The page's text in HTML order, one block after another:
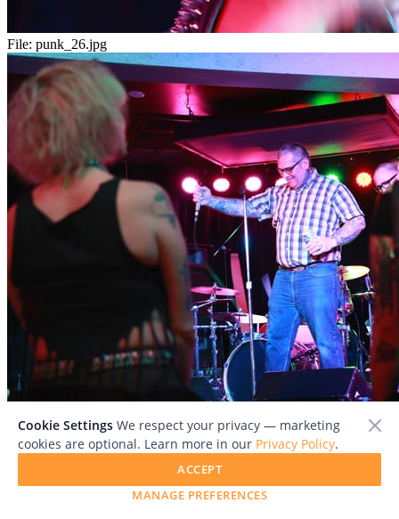
File: punk_26.jpg
File: punk_07.jpg
Cookie Settings We respect your privacy — marketing
cookies are optional. Learn more in our Privacy Policy.
MANAGE PREFERENCES
ACCEPT